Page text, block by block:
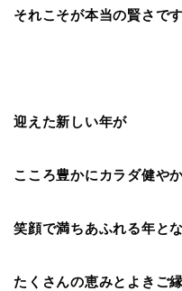
それこそが本当の賢さです
迎えた新しい年が
こころ豊かにカラダ健や
笑顔で満ちあふれる年と
たくさんの恵みとよきご